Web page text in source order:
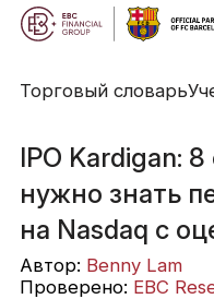
Торговый словарь
IPO Kardigan:
нужно знать
на Nasdaq с
Автор: Benny Lam
Проверено: EBC